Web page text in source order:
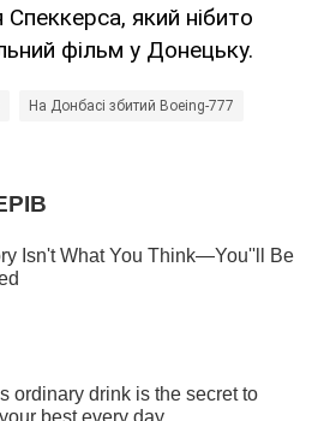
який нібито
фільм у Донецьку.
На Донбасі збитий Boeing-777